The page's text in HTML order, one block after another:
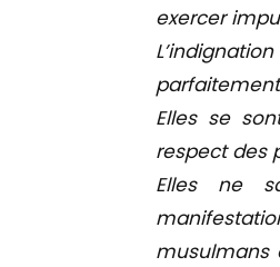
exercer
Elles se
respect des
Elles ne
musulmans